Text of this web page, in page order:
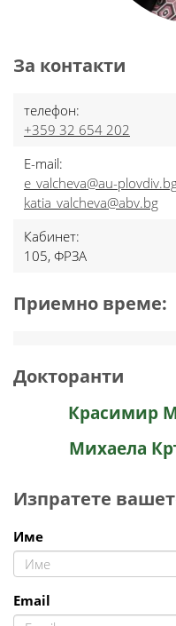
За контакти
телефон:
+359 32 654 202
E-mail:
e_valcheva@au-
katia_valcheva@abv.bg
Кабинет:
105, ФРЗА
Приемно време:
Докторанти
Красимир
Михаела
Изпратете
Име
Email